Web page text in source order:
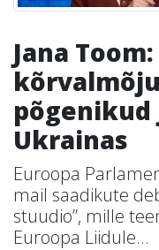
Jana
Ukrainas
Euroopa
mail saadikute
stuudio”, mille
Euroopa Liidule...